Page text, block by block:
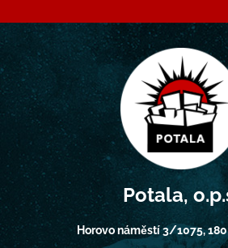
Potala,
Horovo náměstí 3/1075,